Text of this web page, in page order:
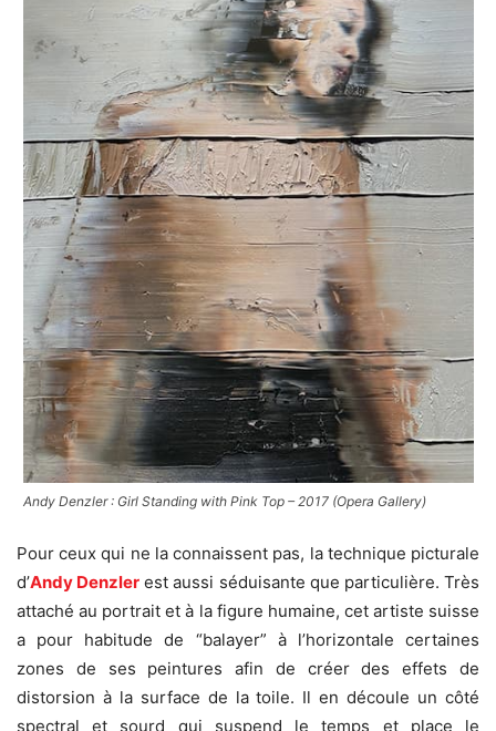
Andy Denzler : Girl Standing with Pink Top – 2017 (Opera Gallery)
Pour ceux qui ne la connaissent pas, la technique picturale
d’Andy Denzler est aussi séduisante que particulière. Très
attaché au portrait et à la figure humaine, cet artiste suisse
a pour habitude de “balayer” à l’horizontale certaines
zones de ses peintures afin de créer des effets de
distorsion à la surface de la toile. Il en découle un côté
spectral et sourd qui suspend le temps et place le